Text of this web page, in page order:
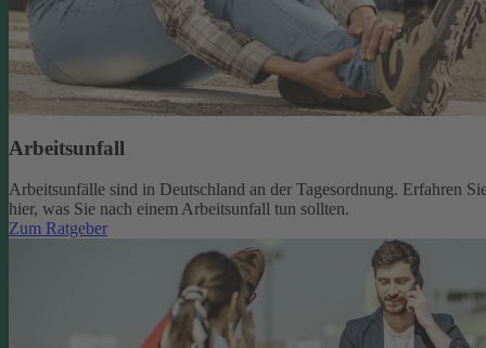
Arbeitsunfall
Arbeitsunfälle sind in Deutschland an der Tagesordnung. Erfahren
hier, was Sie nach einem Arbeitsunfall tun sollten.
Zum Ratgeber